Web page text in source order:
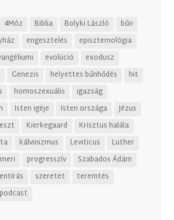
4Móz Biblia Bolyki László
bűn
engesztelés
episztemológia
evolúció
exodusz
Genezis helyettes bűnhődés
hit
homoszexuális
igazság
Isten igéje Isten országa
Jézus
Kierkegaard
Krisztus halála
kálvinizmus Leviticus
Luther
progresszív
Szabados Ádám
szeretet
teremtés